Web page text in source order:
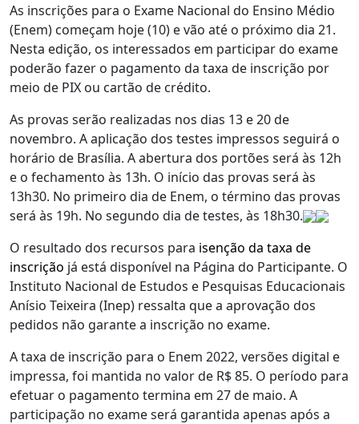
As inscrições para o Exame Nacional do Ensino Médio
(Enem) começam hoje (10) e vão até o próximo dia 21.
Nesta edição, os interessados em participar do exame
poderão fazer o pagamento da taxa de inscrição por
meio de PIX ou cartão de crédito.
As provas serão realizadas nos dias 13 e 20 de
novembro. A aplicação dos testes impressos seguirá o
horário de Brasília. A abertura dos portões será às 12h
e o fechamento às 13h. O início das provas será às
13h30. No primeiro dia de Enem, o término das provas
será às 19h. No segundo dia de testes, às 18h30.
O resultado dos recursos para isenção da taxa de
inscrição já está disponível na Página do Participante. O
Instituto Nacional de Estudos e Pesquisas Educacionais
Anísio Teixeira (Inep) ressalta que a aprovação dos
pedidos não garante a inscrição no exame.
A taxa de inscrição para o Enem 2022, versões digital e
impressa, foi mantida no valor de R$ 85. O período para
efetuar o pagamento termina em 27 de maio. A
participação no exame será garantida apenas após a